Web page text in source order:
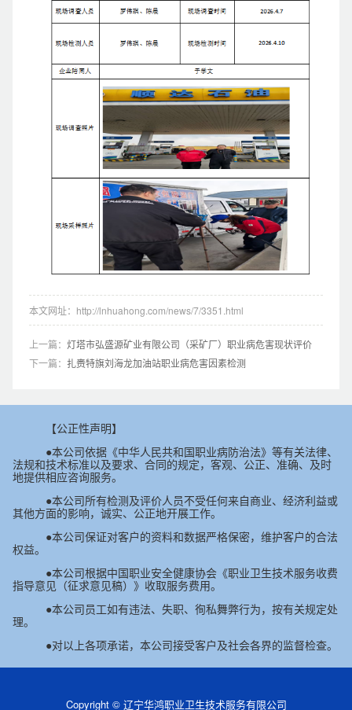
本文网址：http://lnhuahong.com/news/7/3351.html
上一篇： 灯塔市弘盛源矿业有限公司（采矿厂）职业病危害现状评价
下一篇： 扎赉特旗刘海龙加油站职业病危害因素检测
【公正性声明】
●本公司依据《中华人民共和国职业病防治法》等有关法律、
法规和技术标准以及要求、合同的规定，客观、公正、准确、及时
地提供相应咨询服务。
●本公司所有检测及评价人员不受任何来自商业、经济利益或
其他方面的影响，诚实、公正地开展工作。
●本公司保证对客户的资料和数据严格保密，维护客户的合法
权益。
●本公司根据中国职业安全健康协会《职业卫生技术服务收费
指导意见（征求意见稿）》收取服务费用。
●本公司员工如有违法、失职、徇私舞弊行为，按有关规定处
理。
●对以上各项承诺，本公司接受客户及社会各界的监督检查。
Copyright © 辽宁华鸿职业卫生技术服务有限公司